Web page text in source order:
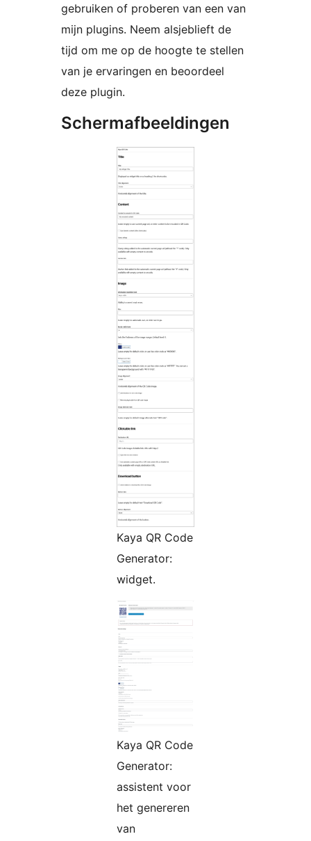
gebruiken of proberen van een van
mijn plugins. Neem alsjeblieft de
tijd om me op de hoogte te stellen
van je ervaringen en beoordeel
deze plugin.
Schermafbeeldingen
Kaya QR Code
Generator:
widget.
Kaya QR Code
Generator:
assistent voor
het genereren
van